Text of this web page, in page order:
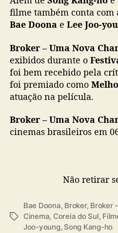
filme também conta com
Bae Doona e Lee Joo-
Broker – Uma Nova
exibidos durante o
foi bem recebido pela
foi premiado como
atuação na película.
Broker – Uma Nova
cinemas brasileiros em
Não retirar
T
Bae Doona, Broker, Broker
Cinema, Coreia do Sul,
Joo-young, Song Kang-ho